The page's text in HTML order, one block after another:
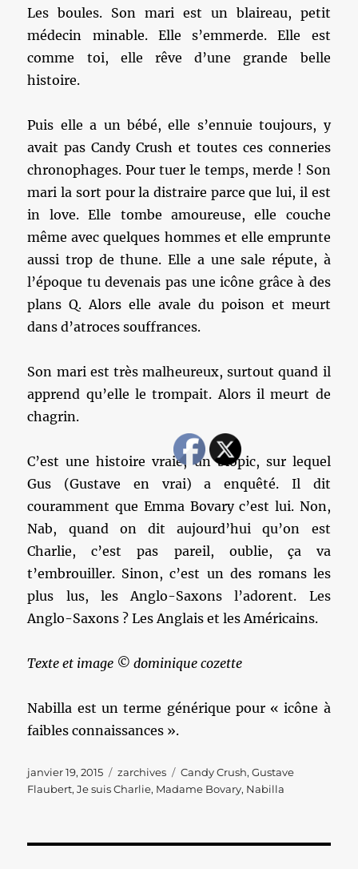
Les boules. Son mari est un blaireau, petit
médecin minable. Elle s’emmerde. Elle est
comme toi, elle rêve d’une grande belle
histoire.
Puis elle a un bébé, elle s’ennuie toujours, y
avait pas Candy Crush et toutes ces conneries
chronophages. Pour tuer le temps, merde ! Son
mari la sort pour la distraire parce que lui, il est
in love. Elle tombe amoureuse, elle couche
même avec quelques hommes et elle emprunte
aussi trop de thune. Elle a une sale répute, à
l’époque tu devenais pas une icône grâce à des
plans Q. Alors elle avale du poison et meurt
dans d’atroces souffrances.
Son mari est très malheureux, surtout quand il
apprend qu’elle le trompait. Alors il meurt de
chagrin.
C’est une histoire vraie, un biopic, sur lequel
Gus (Gustave en vrai) a enquêté. Il dit
couramment que Emma Bovary c’est lui. Non,
Nab, quand on dit aujourd’hui qu’on est
Charlie, c’est pas pareil, oublie, ça va
t’embrouiller. Sinon, c’est un des romans les
plus lus, les Anglo-Saxons l’adorent. Les
Anglo-Saxons ? Les Anglais et les Américains.
Texte et image © dominique cozette
Nabilla est un terme générique pour « icône à
faibles connaissances ».
Publié
le
janvier 19, 2015 Catégories
zarchives Étiquettes
Candy Crush,Gustave
Flaubert,Je suis Charlie, Madame Bovary, Nabilla